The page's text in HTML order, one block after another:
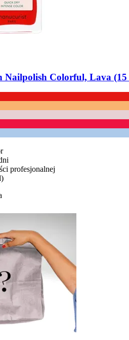
Nailpolish Colorful, Lava
profesjonalnej